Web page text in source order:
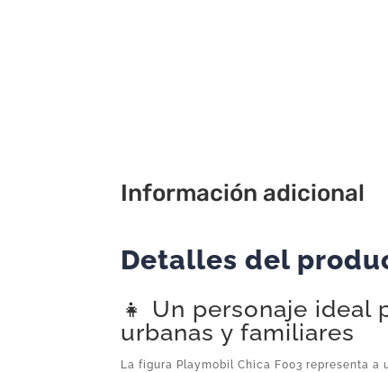
Información adicional
Detalles del
👧 Un personaje ideal
urbanas y familiares
La figura Playmobil Chica F003 representa a